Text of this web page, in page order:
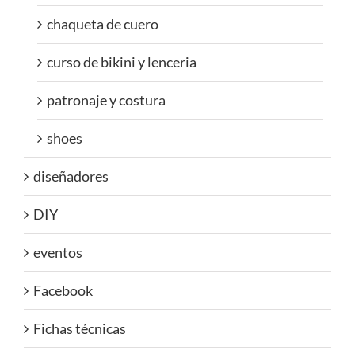
chaqueta de cuero
curso de bikini y lenceria
patronaje y costura
shoes
diseñadores
DIY
eventos
Facebook
Fichas técnicas